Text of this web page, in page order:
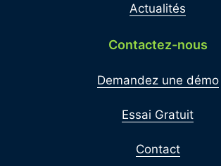
Actualités
Contactez-nous
Demandez une démo
Essai Gratuit
Contact